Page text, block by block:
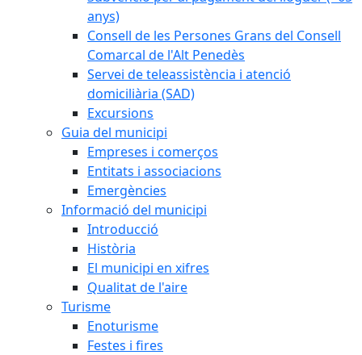
anys)
Consell de les Persones Grans del Consell
Comarcal de l'Alt Penedès
Servei de teleassistència i atenció
domiciliària (SAD)
Excursions
Guia del municipi
Empreses i comerços
Entitats i associacions
Emergències
Informació del municipi
Introducció
Història
El municipi en xifres
Qualitat de l'aire
Turisme
Enoturisme
Festes i fires